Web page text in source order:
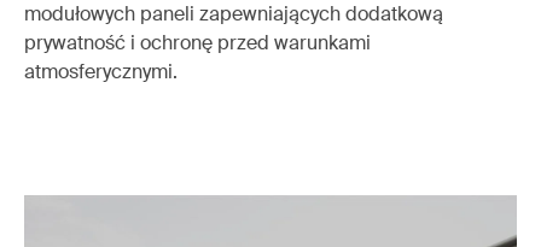
modułowych paneli zapewniających dodatkową
prywatność i ochronę przed warunkami
atmosferycznymi.